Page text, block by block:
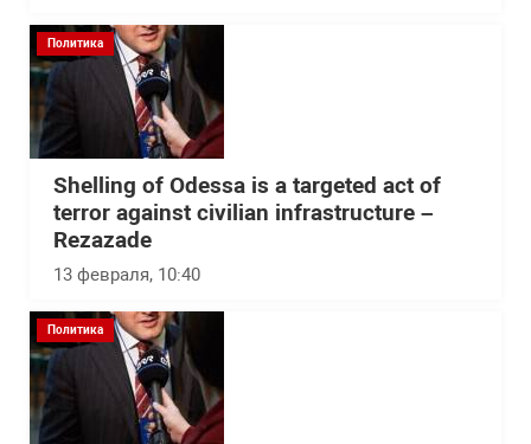
Политика
Shelling of Odessa is a targeted act of
terror against civilian infrastructure –
Rezazade
13 февраля, 10:40
Политика